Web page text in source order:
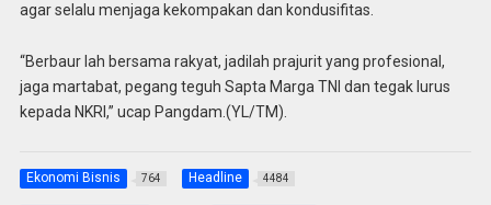
agar selalu menjaga kekompakan dan kondusifitas.
“Berbaur lah bersama rakyat, jadilah prajurit yang profesional,
jaga martabat, pegang teguh Sapta Marga TNI dan tegak lurus
kepada NKRI,” ucap Pangdam.(YL/TM).
Ekonomi Bisnis 764 Headline 4484